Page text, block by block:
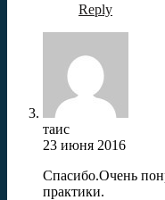
Reply
таис
23 июня 2016
Спасибо.Очень
практики.